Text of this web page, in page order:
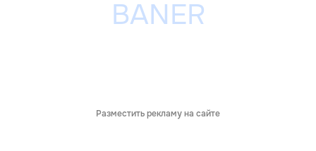
Разместить рекламу на сайте